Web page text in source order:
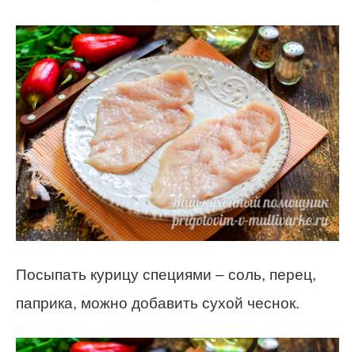
Посыпать курицу специями – соль, перец,
паприка, можно добавить сухой чеснок.